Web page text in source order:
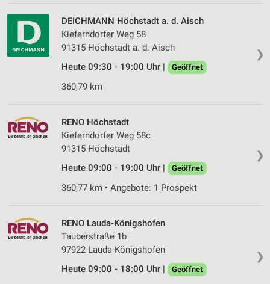
❯
DEICHMANN Höchstadt a. d. Aisch
Kieferndorfer Weg 58
91315 Höchstadt a. d. Aisch
Heute 09:30 - 19:00 Uhr |
Geöffnet
360,79 km
❯
RENO Höchstadt
Kieferndorfer Weg 58c
91315 Höchstadt
Heute 09:00 - 19:00 Uhr |
Geöffnet
360,77 km • Angebote: 1 Prospekt
❯
RENO Lauda-Königshofen
Tauberstraße 1b
97922 Lauda-Königshofen
Heute 09:00 - 18:00 Uhr |
Geöffnet
personalisierter Inhalte
Messung der Werbeleistung
Messung der Performance von Inhalten
Analyse von Zielgruppen durch Statistiken oder
Quellen
Entwicklung und Verbesserung der Angebote
Verwendung reduzierter Daten zur Auswahl von
IAB-Besonderheiten:
Geräte anhand von aktiv angeforderten
Informationen identifizieren
Nicht-IAB-Verarbeitungszwecke: